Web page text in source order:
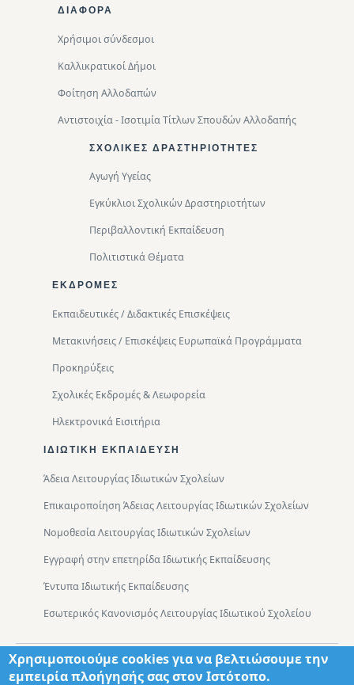
ΔΙΑΦΟΡΑ
Χρήσιμοι σύνδεσμοι
Καλλικρατικοί Δήμοι
Φοίτηση Αλλοδαπών
Αντιστοιχία - Ισοτιμία Τίτλων Σπουδών Αλλοδαπής
ΣΧΟΛΙΚΈΣ ΔΡΑΣΤΗΡΙΌΤΗΤΕΣ
Αγωγή Υγείας
Εγκύκλιοι Σχολικών Δραστηριοτήτων
Περιβαλλοντική Eκπαίδευση
Πολιτιστικά Θέματα
ΕΚΔΡΟΜΈΣ
Εκπαιδευτικές / Διδακτικές Επισκέψεις
Μετακινήσεις / Επισκέψεις Ευρωπαϊκά Προγράμματα
Προκηρύξεις
Σχολικές Εκδρομές & Λεωφορεία
Ηλεκτρονικά Εισιτήρια
ΙΔΙΩΤΙΚΉ ΕΚΠΑΊΔΕΥΣΗ
Άδεια Λειτουργίας Ιδιωτικών Σχολείων
Επικαιροποίηση Άδειας Λειτουργίας Ιδιωτικών Σχολείων
Νομοθεσία Λειτουργίας Ιδιωτικών Σχολείων
Εγγραφή στην επετηρίδα Ιδιωτικής Εκπαίδευσης
Έντυπα Ιδιωτικής Εκπαίδευσης
Εσωτερικός Κανονισμός Λειτουργίας Ιδιωτικού Σχολείου
Footer
Τμήματα Χάρτης Πρόσβασης
Χρησιμοποιούμε cookies για να βελτιώσουμε την
εμπειρία πλοήγησής σας στον Ιστότοπο.